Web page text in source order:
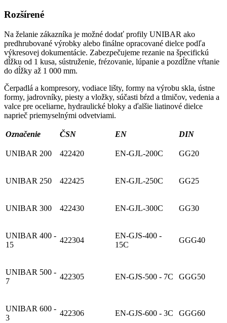
Rozšírené
Na želanie zákazníka je možné dodať profily UNIBAR ako
predhrubované výrobky alebo finálne opracované dielce podľa
výkresovej dokumentácie. Zabezpečujeme rezanie na špecifickú
dĺžku od 1 kusa, sústruženie, frézovanie, lúpanie a pozdĺžne vŕtanie
do dĺžky až 1 000 mm.
Čerpadlá a kompresory, vodiace lišty, formy na výrobu skla, ústne
formy, jadrovníky, piesty a vložky, súčasti bŕzd a tlmičov, vedenia a
valce pre oceliarne, hydraulické bloky a ďalšie liatinové dielce
naprieč priemyselnými odvetviami.
Označenie ČSN EN DIN
UNIBAR 200 422420 EN-GJL-200C GG20
UNIBAR 250 422425 EN-GJL-250C GG25
UNIBAR 300 422430 EN-GJL-300C GG30
UNIBAR 400 -
15
422304
EN-GJS-400 -
15C
GGG40
UNIBAR 500 -
7
422305 EN-GJS-500 - 7C GGG50
UNIBAR 600 -
3
422306 EN-GJS-600 - 3C GGG60